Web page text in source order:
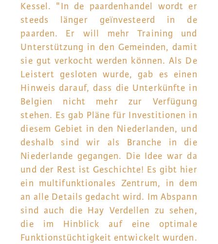
Kessel. "In de paardenhandel wordt er
steeds länger geïnvesteerd in de
paarden. Er will mehr Training und
Unterstützung in den Gemeinden, damit
sie gut verkocht werden können. Als De
Leistert gesloten wurde, gab es einen
Hinweis darauf, dass die Unterkünfte in
Belgien nicht mehr zur Verfügung
stehen. Es gab Pläne für Investitionen in
diesem Gebiet in den Niederlanden, und
deshalb sind wir als Branche in die
Niederlande gegangen. Die Idee war da
und der Rest ist Geschichte! Es gibt hier
ein multifunktionales Zentrum, in dem
an alle Details gedacht wird. Im Abspann
sind auch die Hay Verdellen zu sehen,
die im Hinblick auf eine optimale
Funktionstüchtigkeit entwickelt wurden.